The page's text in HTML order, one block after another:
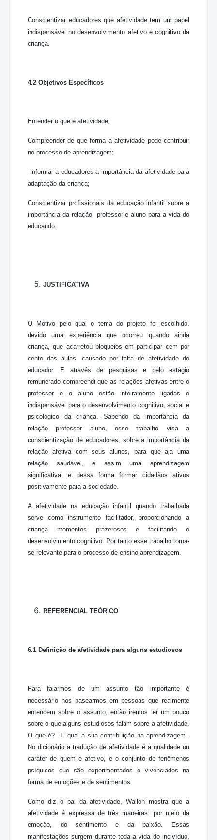
Conscientizar educadores que afetividade tem um papel
indispensável no desenvolvimento afetivo e cognitivo da
criança.
4.2 Objetivos Específicos
Entender o que é afetividade;
Compreender de que forma a afetividade pode contribuir
no processo de aprendizagem;
Informar a educadores a importância da afetividade para
adaptação da criança;
Conscientizar profissionais da educação infantil sobre a
importância da relação professor e aluno para a vida do
educando.
JUSTIFICATIVA
O Motivo pelo qual o tema do projeto foi escolhido,
devido uma experiência que ocorreu quando ainda
criança, que acarretou bloqueios em participar cem por
cento das aulas, causado por falta de afetividade do
educador. E através de pesquisas e pelo estágio
remunerado compreendi que as relações afetivas entre o
professor e o aluno estão inteiramente ligadas e
indispensável para o desenvolvimento cognitivo, social e
psicológico da criança. Sabendo da importância da
relação professor aluno, esse trabalho visa a
conscientização de educadores, sobre a importância da
relação afetiva com seus alunos, para que aja uma
relação saudável, e assim uma aprendizagem
significativa, e dessa forma formar cidadãos ativos
positivamente para a sociedade.
A afetividade na educação infantil quando trabalhada
serve como instrumento facilitador, proporcionando a
criança momentos prazerosos e facilitando o
desenvolvimento cognitivo. Por tanto esse trabalho torna-
se relevante para o processo de ensino aprendizagem.
REFERENCIAL TEÓRICO
6.1 Definição de afetividade para alguns estudiosos
Para falarmos de um assunto tão importante é
necessário nos basearmos em pessoas que realmente
entendem sobre o assunto, então iremos ler um pouco
sobre o que alguns estudiosos falam sobre a afetividade.
O que é? E qual a sua contribuição na aprendizagem.
No dicionário a tradução de afetividade é a qualidade ou
caráter de quem é afetivo, e o conjunto de fenômenos
psíquicos que são experimentados e vivenciados na
forma de emoções e de sentimentos.
Como diz o pai da afetividade, Wallon mostra que a
afetividade é expressa de três maneiras: por meio da
emoção, do sentimento e da paixão. Essas
manifestações surgem durante toda a vida do indivíduo,